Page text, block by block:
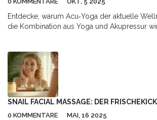
Entdecke, warum Acu‑Yoga der aktuelle
die Kombination aus Yoga und Akupressur
SNAIL FACIAL MASSAGE: DER
0 KOMMENTARE MAI, 16 2025